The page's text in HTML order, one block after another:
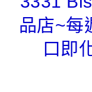
品店~每
口即